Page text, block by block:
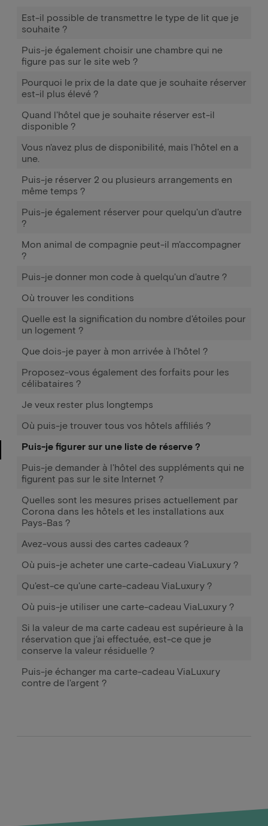
Est-il possible de transmettre le type de lit que je
souhaite ?
Puis-je également choisir une chambre qui ne
figure pas sur le site web ?
Pourquoi le prix de la date que je souhaite réserver
est-il plus élevé ?
Quand l'hôtel que je souhaite réserver est-il
disponible ?
Vous n'avez plus de disponibilité, mais l'hôtel en a
une.
Puis-je réserver 2 ou plusieurs arrangements en
même temps ?
Puis-je également réserver pour quelqu'un d'autre
?
Mon animal de compagnie peut-il m'accompagner
?
Puis-je donner mon code à quelqu'un d'autre ?
Où trouver les conditions
Quelle est la signification du nombre d'étoiles pour
un logement ?
Que dois-je payer à mon arrivée à l'hôtel ?
Proposez-vous également des forfaits pour les
célibataires ?
Je veux rester plus longtemps
Où puis-je trouver tous vos hôtels affiliés ?
Puis-je figurer sur une liste de réserve ?
Puis-je demander à l'hôtel des suppléments qui ne
figurent pas sur le site Internet ?
Quelles sont les mesures prises actuellement par
Corona dans les hôtels et les installations aux
Pays-Bas ?
Avez-vous aussi des cartes cadeaux ?
Où puis-je acheter une carte-cadeau ViaLuxury ?
Qu'est-ce qu'une carte-cadeau ViaLuxury ?
Où puis-je utiliser une carte-cadeau ViaLuxury ?
Si la valeur de ma carte cadeau est supérieure à la
réservation que j'ai effectuée, est-ce que je
conserve la valeur résiduelle ?
Puis-je échanger ma carte-cadeau ViaLuxury
contre de l'argent ?